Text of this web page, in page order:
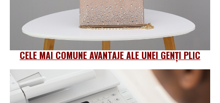
CELE MAI COMUNE AVANTAJE ALE UNEI GENȚI PLIC